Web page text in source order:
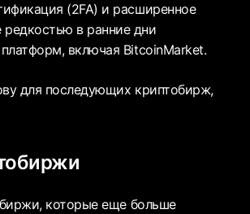
(2FA) и расширенное
в ранние дни
включая BitcoinMarket.
для последующих криптобирж,
которые еще больше